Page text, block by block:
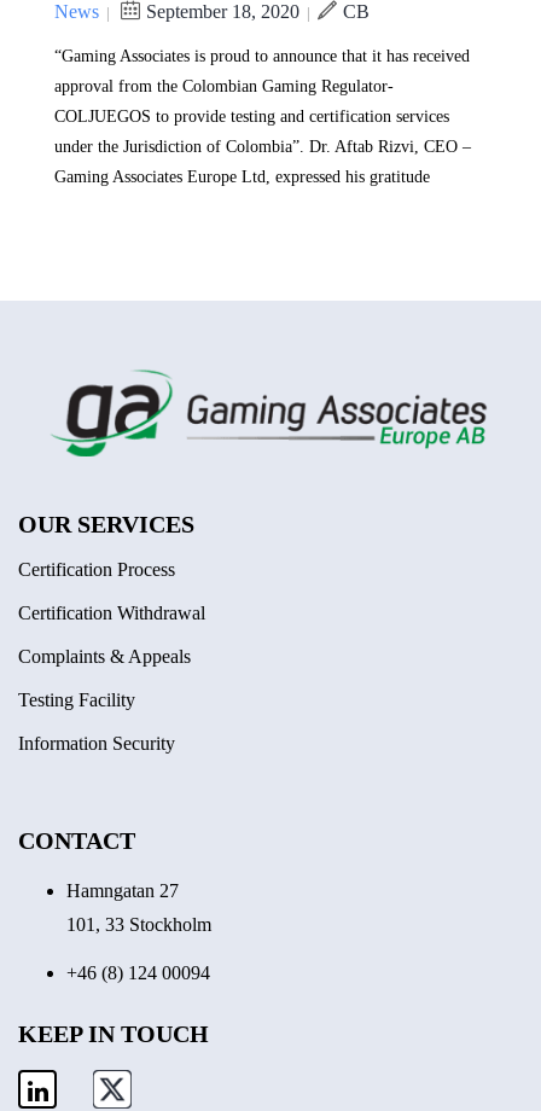
News | September 18, 2020 | CB
“Gaming Associates is proud to announce that it has received
approval from the Colombian Gaming Regulator-
COLJUEGOS to provide testing and certification services
under the Jurisdiction of Colombia”. Dr. Aftab Rizvi, CEO –
Gaming Associates Europe Ltd, expressed his gratitude
OUR SERVICES
Certification Process
Certification Withdrawal
Complaints & Appeals
Testing Facility
Information Security
CONTACT
Hamngatan 27
101, 33 Stockholm
+46 (8) 124 00094
KEEP IN TOUCH